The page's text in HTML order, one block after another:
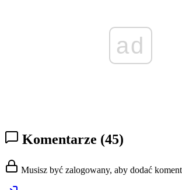
ad
Komentarze (45)
Musisz być zalogowany, aby dodać